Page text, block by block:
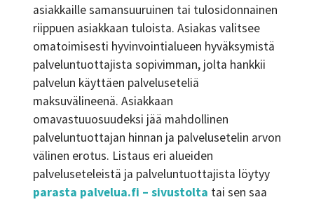
asiakkaille samansuuruinen tai tulosidonnainen
riippuen asiakkaan tuloista. Asiakas valitsee
omatoimisesti hyvinvointialueen hyväksymistä
palveluntuottajista sopivimman, jolta hankkii
palvelun käyttäen palveluseteliä
maksuvälineenä. Asiakkaan
omavastuuosuudeksi jää mahdollinen
palveluntuottajan hinnan ja palvelusetelin arvon
välinen erotus. Listaus eri alueiden
palveluseteleistä ja palveluntuottajista löytyy
parasta palvelua.fi – sivustolta tai sen saa